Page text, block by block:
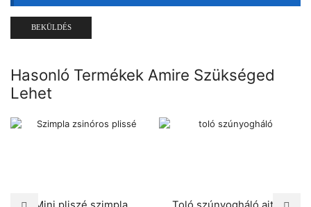
Hasonló Termékek Amire Szükséged
Lehet